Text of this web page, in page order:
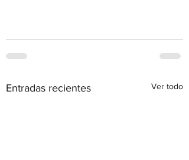
Entradas recientes Ver todo